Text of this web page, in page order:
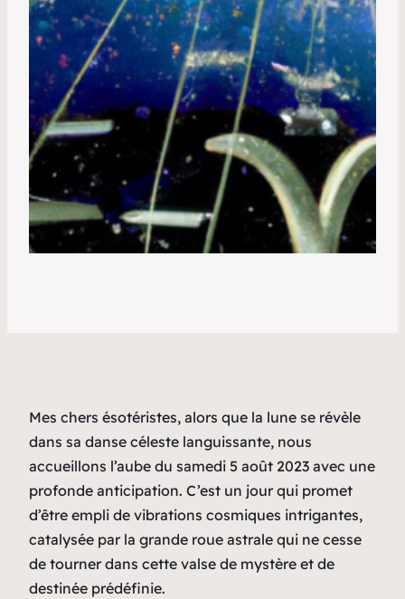
Mes chers ésotéristes, alors que la lune se révèle
dans sa danse céleste languissante, nous
accueillons l’aube du samedi 5 août 2023 avec une
profonde anticipation. C’est un jour qui promet
d’être empli de vibrations cosmiques intrigantes,
catalysée par la grande roue astrale qui ne cesse
de tourner dans cette valse de mystère et de
destinée prédéfinie.